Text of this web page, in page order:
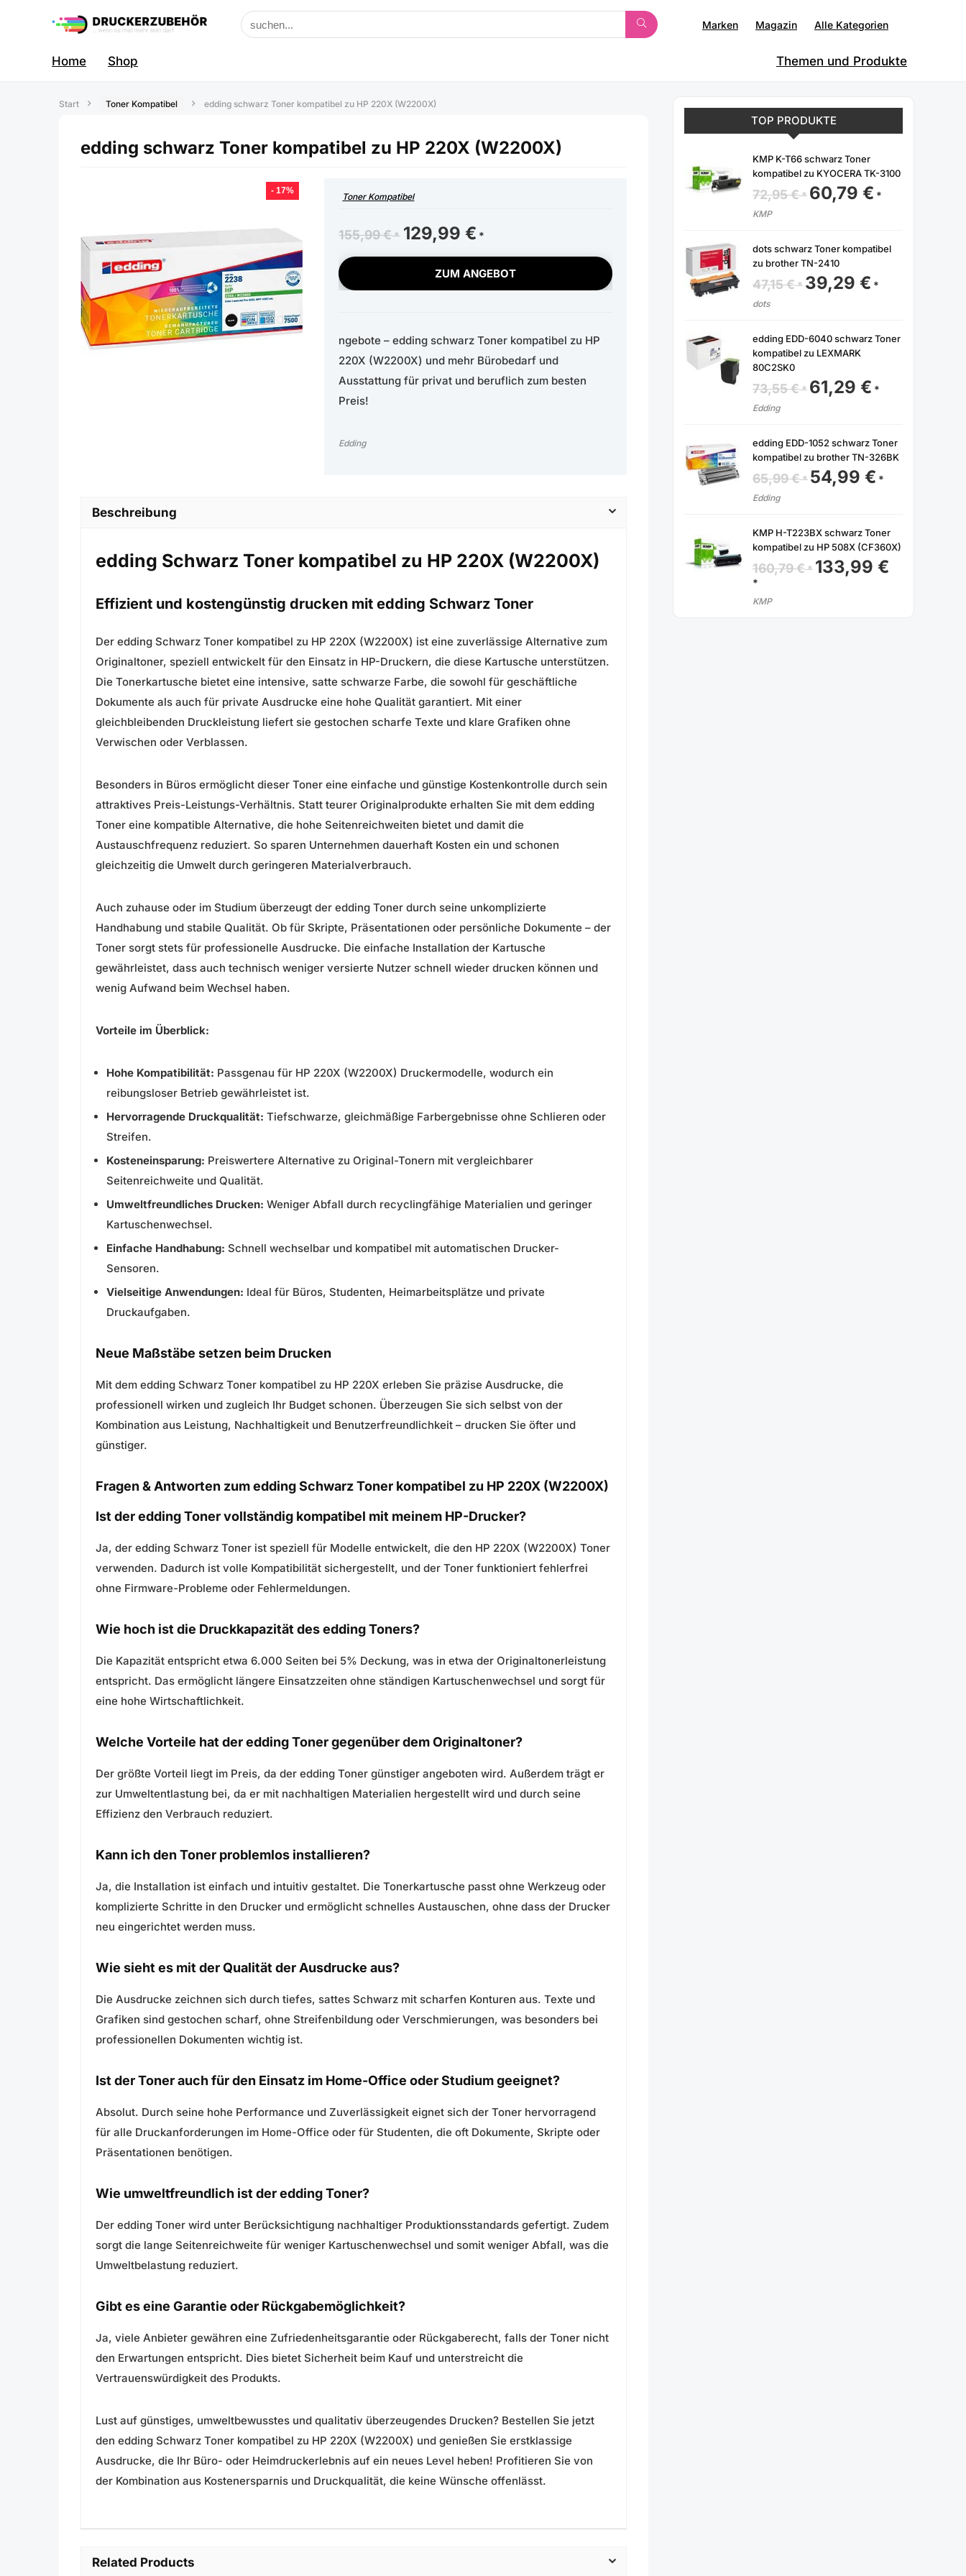
Marken Magazin Alle Kategorien
Home Shop Themen und Produkte
Start Toner Kompatibel edding schwarz Toner kompatibel zu HP 220X (W2200X)
edding schwarz Toner kompatibel zu HP 220X (W2200X)
- 17%
Toner Kompatibel
155,99€
Ursprünglicher
Preis
war:
155,99 €
129,99€
Preis
ist:
129,99 €.
ZUM ANGEBOT
ngebote – edding schwarz Toner kompatibel zu HP
220X (W2200X) und mehr Bürobedarf und
Ausstattung für privat und beruflich zum besten
Preis!
Edding
Beschreibung
edding Schwarz Toner kompatibel zu HP 220X (W2200X)
Effizient und kostengünstig drucken mit edding Schwarz Toner
Der edding Schwarz Toner kompatibel zu HP 220X (W2200X) ist eine zuverlässige Alternative zum
Originaltoner, speziell entwickelt für den Einsatz in HP-Druckern, die diese Kartusche unterstützen.
Die Tonerkartusche bietet eine intensive, satte schwarze Farbe, die sowohl für geschäftliche
Dokumente als auch für private Ausdrucke eine hohe Qualität garantiert. Mit einer
gleichbleibenden Druckleistung liefert sie gestochen scharfe Texte und klare Grafiken ohne
Verwischen oder Verblassen.
Besonders in Büros ermöglicht dieser Toner eine einfache und günstige Kostenkontrolle durch sein
attraktives Preis-Leistungs-Verhältnis. Statt teurer Originalprodukte erhalten Sie mit dem edding
Toner eine kompatible Alternative, die hohe Seitenreichweiten bietet und damit die
Austauschfrequenz reduziert. So sparen Unternehmen dauerhaft Kosten ein und schonen
gleichzeitig die Umwelt durch geringeren Materialverbrauch.
Auch zuhause oder im Studium überzeugt der edding Toner durch seine unkomplizierte
Handhabung und stabile Qualität. Ob für Skripte, Präsentationen oder persönliche Dokumente – der
Toner sorgt stets für professionelle Ausdrucke. Die einfache Installation der Kartusche
gewährleistet, dass auch technisch weniger versierte Nutzer schnell wieder drucken können und
wenig Aufwand beim Wechsel haben.
Vorteile im Überblick:
Hohe Kompatibilität: Passgenau für HP 220X (W2200X) Druckermodelle, wodurch ein
reibungsloser Betrieb gewährleistet ist.
Hervorragende Druckqualität: Tiefschwarze, gleichmäßige Farbergebnisse ohne Schlieren oder
Streifen.
Kosteneinsparung: Preiswertere Alternative zu Original-Tonern mit vergleichbarer
Seitenreichweite und Qualität.
Umweltfreundliches Drucken: Weniger Abfall durch recyclingfähige Materialien und geringer
Kartuschenwechsel.
Einfache Handhabung: Schnell wechselbar und kompatibel mit automatischen Drucker-
Sensoren.
Vielseitige Anwendungen: Ideal für Büros, Studenten, Heimarbeitsplätze und private
Druckaufgaben.
Neue Maßstäbe setzen beim Drucken
Mit dem edding Schwarz Toner kompatibel zu HP 220X erleben Sie präzise Ausdrucke, die
professionell wirken und zugleich Ihr Budget schonen. Überzeugen Sie sich selbst von der
Kombination aus Leistung, Nachhaltigkeit und Benutzerfreundlichkeit – drucken Sie öfter und
günstiger.
Fragen & Antworten zum edding Schwarz Toner kompatibel zu HP 220X (W2200X)
Ist der edding Toner vollständig kompatibel mit meinem HP-Drucker?
Ja, der edding Schwarz Toner ist speziell für Modelle entwickelt, die den HP 220X (W2200X) Toner
verwenden. Dadurch ist volle Kompatibilität sichergestellt, und der Toner funktioniert fehlerfrei
ohne Firmware-Probleme oder Fehlermeldungen.
Wie hoch ist die Druckkapazität des edding Toners?
Die Kapazität entspricht etwa 6.000 Seiten bei 5% Deckung, was in etwa der Originaltonerleistung
entspricht. Das ermöglicht längere Einsatzzeiten ohne ständigen Kartuschenwechsel und sorgt für
eine hohe Wirtschaftlichkeit.
Welche Vorteile hat der edding Toner gegenüber dem Originaltoner?
Der größte Vorteil liegt im Preis, da der edding Toner günstiger angeboten wird. Außerdem trägt er
zur Umweltentlastung bei, da er mit nachhaltigen Materialien hergestellt wird und durch seine
Effizienz den Verbrauch reduziert.
Kann ich den Toner problemlos installieren?
Ja, die Installation ist einfach und intuitiv gestaltet. Die Tonerkartusche passt ohne Werkzeug oder
komplizierte Schritte in den Drucker und ermöglicht schnelles Austauschen, ohne dass der Drucker
neu eingerichtet werden muss.
Wie sieht es mit der Qualität der Ausdrucke aus?
Die Ausdrucke zeichnen sich durch tiefes, sattes Schwarz mit scharfen Konturen aus. Texte und
Grafiken sind gestochen scharf, ohne Streifenbildung oder Verschmierungen, was besonders bei
professionellen Dokumenten wichtig ist.
Ist der Toner auch für den Einsatz im Home-Office oder Studium geeignet?
Absolut. Durch seine hohe Performance und Zuverlässigkeit eignet sich der Toner hervorragend
für alle Druckanforderungen im Home-Office oder für Studenten, die oft Dokumente, Skripte oder
Präsentationen benötigen.
Wie umweltfreundlich ist der edding Toner?
Der edding Toner wird unter Berücksichtigung nachhaltiger Produktionsstandards gefertigt. Zudem
sorgt die lange Seitenreichweite für weniger Kartuschenwechsel und somit weniger Abfall, was die
Umweltbelastung reduziert.
Gibt es eine Garantie oder Rückgabemöglichkeit?
Ja, viele Anbieter gewähren eine Zufriedenheitsgarantie oder Rückgaberecht, falls der Toner nicht
den Erwartungen entspricht. Dies bietet Sicherheit beim Kauf und unterstreicht die
Vertrauenswürdigkeit des Produkts.
Lust auf günstiges, umweltbewusstes und qualitativ überzeugendes Drucken? Bestellen Sie jetzt
den edding Schwarz Toner kompatibel zu HP 220X (W2200X) und genießen Sie erstklassige
Ausdrucke, die Ihr Büro- oder Heimdruckerlebnis auf ein neues Level heben! Profitieren Sie von
der Kombination aus Kostenersparnis und Druckqualität, die keine Wünsche offenlässt.
Related Products
TOP PRODUKTE
KMP K-T66 schwarz Toner
kompatibel zu KYOCERA TK-3100
72,95€
Ursprünglicher
Preis
60,79 €
KMP
dots schwarz Toner kompatibel
zu brother TN-2410
47,15€
Ursprünglicher
Preis
39,29 €
dots
edding EDD-6040 schwarz Toner
kompatibel zu LEXMARK
80C2SK0
73,55€
Ursprünglicher
Preis
61,29 €
Edding
edding EDD-1052 schwarz Toner
kompatibel zu brother TN-326BK
65,99€
Ursprünglicher
Preis
54,99 €
Edding
KMP H-T223BX schwarz Toner
kompatibel zu HP 508X (CF360X)
160,79€
Ursprünglicher
Preis
133,99 €
Aktueller
ist:
KMP